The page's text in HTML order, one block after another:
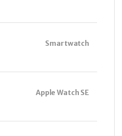
Smartwatch
Apple Watch SE